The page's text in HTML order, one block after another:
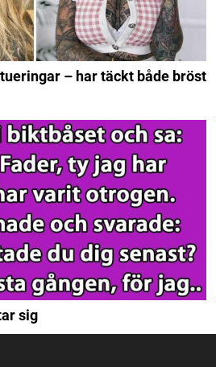
– har täckt både bröst
sig